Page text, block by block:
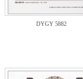
DYGY 5882